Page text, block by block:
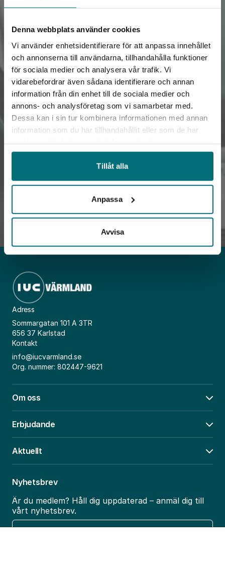
Denna webbplats använder cookies
Vi använder enhetsidentifierare för att anpassa innehållet
och annonserna till användarna, tillhandahålla funktioner
för sociala medier och analysera vår trafik. Vi
vidarebefordrar även sådana identifierare och annan
information från din enhet till de sociala medier och
annons- och analysföretag som vi samarbetar med.
Dessa kan i sin tur kombinera informationen med annan
information som du har tillhandahållit eller som de har
Tillåt alla
Anpassa
Avvisa
Kompetensförsörjning
och utveckling
Vi hjälper industriföretag att växa genom
kompetensutveckling.
Läs mer
Adress
Sommargatan 101 A 3TR
656 37 Karlstad
Kontakt
info@iucvarmland.se
Org. nummer: 802447-9621
Om oss
Erbjudande
Aktuellt
Nyhetsbrev
Är du medlem? Håll dig uppdaterad – anmäl dig till
vårt nyhetsbrev.
E-